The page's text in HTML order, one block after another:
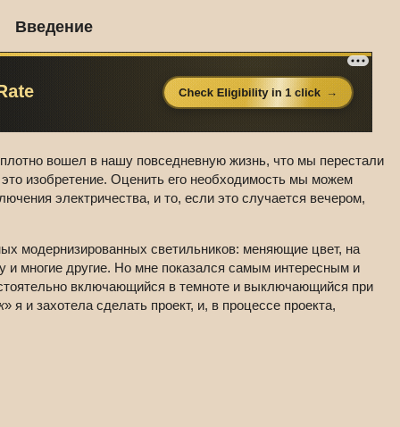
Введение
вошел в нашу повседневную жизнь, что мы перестали
изобретение. Оценить его необходимость мы можем
электричества, и то, если это случается вечером,
модернизированных светильников: меняющие цвет, на
многие другие. Но мне показался самым интересным и
включающийся в темноте и выключающийся при
» я и захотела сделать проект, и, в процессе проекта,